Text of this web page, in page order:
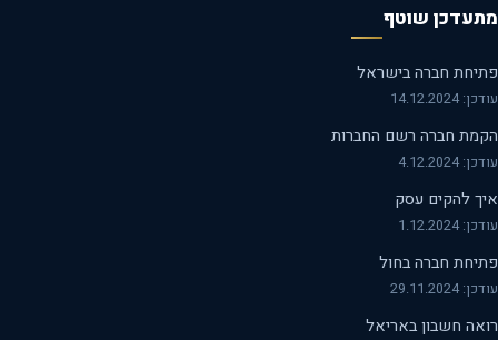
שוטף
חברה בישראל
חברה רשם החברות
להקים עסק
חברה בחול
חשבון באריאל